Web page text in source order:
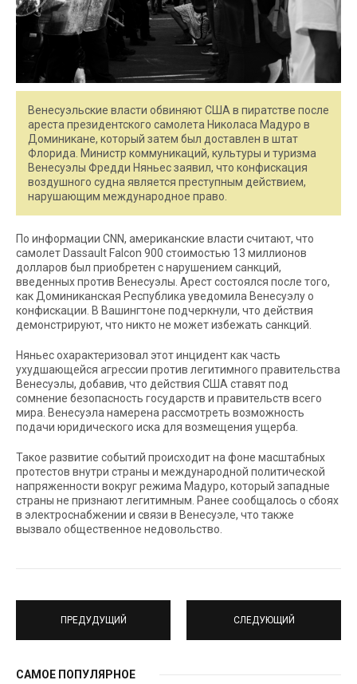
Венесуэльские власти обвиняют США в пиратстве после
ареста президентского самолета Николаса Мадуро в
Доминикане, который затем был доставлен в штат
Флорида. Министр коммуникаций, культуры и туризма
Венесуэлы Фредди Няньес заявил, что конфискация
воздушного судна является преступным действием,
нарушающим международное право.
По информации CNN, американские власти считают, что
самолет Dassault Falcon 900 стоимостью 13 миллионов
долларов был приобретен с нарушением санкций,
введенных против Венесуэлы. Арест состоялся после того,
как Доминиканская Республика уведомила Венесуэлу о
конфискации. В Вашингтоне подчеркнули, что действия
демонстрируют, что никто не может избежать санкций.
Няньес охарактеризовал этот инцидент как часть
ухудшающейся агрессии против легитимного правительства
Венесуэлы, добавив, что действия США ставят под
сомнение безопасность государств и правительств всего
мира. Венесуэла намерена рассмотреть возможность
подачи юридического иска для возмещения ущерба.
Такое развитие событий происходит на фоне масштабных
протестов внутри страны и международной политической
напряженности вокруг режима Мадуро, который западные
страны не признают легитимным. Ранее сообщалось о сбоях
в электроснабжении и связи в Венесуэле, что также
вызвало общественное недовольство.
ПРЕДУДУЩИЙ СЛЕДУЮЩИЙ
САМОЕ ПОПУЛЯРНОЕ